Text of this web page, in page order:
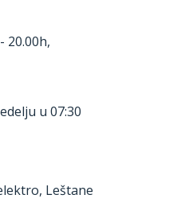
20.00h,
u 07:30